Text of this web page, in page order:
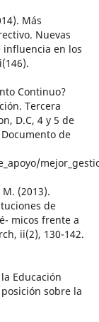
Más
Nuevas
influencia en los
Continuo?
Tercera
D.C, 4 y 5 de
de
M. (2013).
de
micos frente a
ii(2), 130-142.
Educación
sobre la